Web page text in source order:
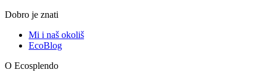
Dobro je znati
Mi i naš okoliš
EcoBlog
O Ecosplendo